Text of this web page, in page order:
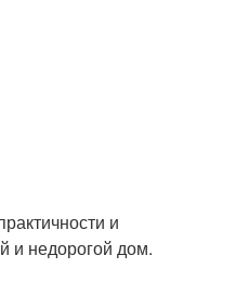
и
и недорогой дом.